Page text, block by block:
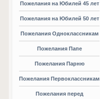
Пожелания на Юбилей 45 лет
Пожелания на Юбилей 50 лет
Пожелания Одноклассникам
Пожелания Папе
Пожелания Парню
Пожелания Первоклассникам
Пожелания перед